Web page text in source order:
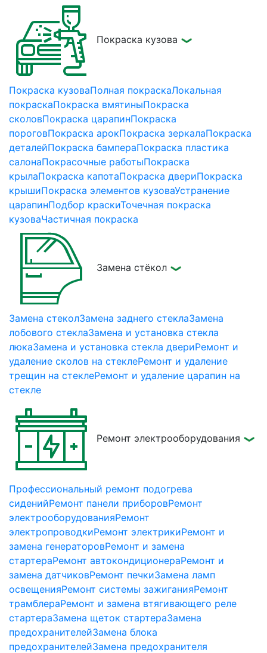
Покраска кузова
Покраска кузоваПолная покраскаЛокальная
покраскаПокраска вмятиныПокраска
сколовПокраска царапинПокраска
пороговПокраска арокПокраска зеркалаПокраска
деталейПокраска бампераПокраска пластика
салонаПокрасочные работыПокраска
крылаПокраска капотаПокраска двериПокраска
крышиПокраска элементов кузоваУстранение
царапинПодбор краскиТочечная покраска
кузоваЧастичная покраска
Замена стёкол
Замена стеколЗамена заднего стеклаЗамена
лобового стеклаЗамена и установка стекла
люкаЗамена и установка стекла двериРемонт и
удаление сколов на стеклеРемонт и удаление
трещин на стеклеРемонт и удаление царапин на
стекле
Ремонт электрооборудования
Профессиональный ремонт подогрева
сиденийРемонт панели приборовРемонт
электрооборудованияРемонт
электропроводкиРемонт электрикиРемонт и
замена генераторовРемонт и замена
стартераРемонт автокондиционераРемонт и
замена датчиковРемонт печкиЗамена ламп
освещенияРемонт системы зажиганияРемонт
трамблераРемонт и замена втягивающего реле
стартераЗамена щеток стартераЗамена
предохранителейЗамена блока
предохранителейЗамена предохранителя